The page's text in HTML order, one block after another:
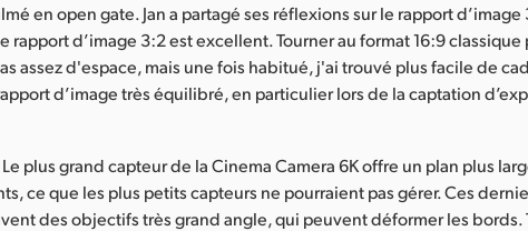
en open gate. Jan a partagé ses réflexions sur le rapport d’image
rapport d’image 3:2 est excellent. Tourner au format 16:9
assez d'espace, mais une fois habitué, j'ai trouvé plus facile de
d’image très équilibré, en particulier lors de la captation
plus grand capteur de la Cinema Camera 6K offre un plan plus
ce que les plus petits capteurs ne pourraient pas gérer. Ces
des objectifs très grand angle, qui peuvent déformer les bords.